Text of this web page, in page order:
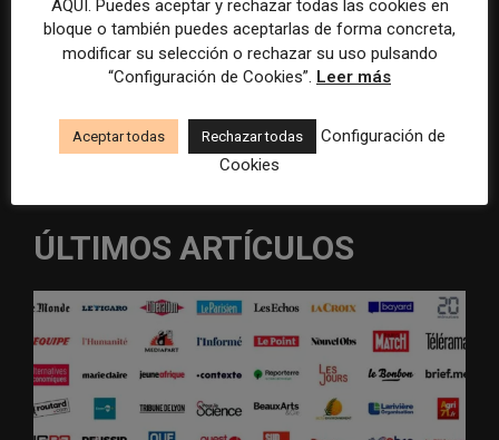
Recibir un correo electrónico con los siguientes comentarios a
esta entrada.
Recibir un correo electrónico con cada nueva entrada.
ÚLTIMOS ARTÍCULOS
AQUÍ. Puedes aceptar y rechazar todas las cookies en
bloque o también puedes aceptarlas de forma concreta,
modificar su selección o rechazar su uso pulsando
“Configuración de Cookies”. Leer más
Aceptar todas Rechazar todas
Configuración de
Cookies